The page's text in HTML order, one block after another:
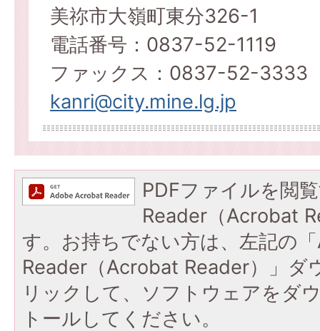
美祢市大嶺町東分326-1
電話番号：0837-52-1119
ファックス：0837-52-3333
kanri@city.mine.lg.jp
PDFファイルを閲
Reader（Acrobat
す。お持ちでない方は、左記の
Reader（Acrobat Reader）」ダ
リックして、ソフトウェアをダ
トールしてください。